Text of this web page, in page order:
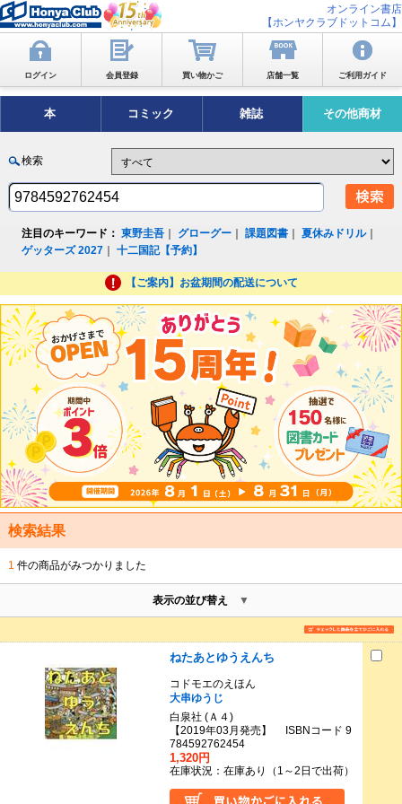
オンライン書店
【ホンヤクラブドットコム】
ログイン 会員登録 買い物かご 店舗一覧 ご利用ガイド
本 コミック 雑誌 その他商材
検索
注目のキーワード： 東野圭吾 グローグー ｜課題図書 ｜夏休みドリル｜
ゲッターズ 2027 ｜十二国記【予約】
【ご案内】お盆期間の配送について
検索結果
1 件の商品がみつかりました
表示の並び替え
ねたあとゆうえんち
コドモエのえほん
大串ゆうじ
白泉社 (Ａ４)
【2019年03月発売】 ISBNコード 9
784592762454
1,320円
在庫状況：在庫あり（1～2日で出荷）